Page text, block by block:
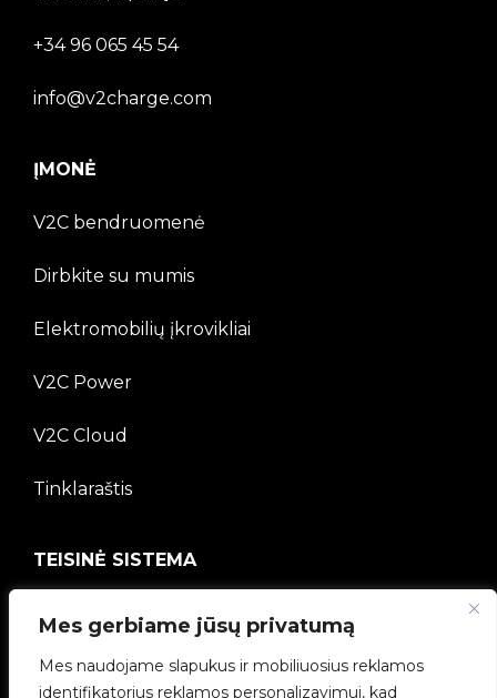
Mes gerbiame jūsų privatumą
Mes naudojame slapukus ir mobiliuosius reklamos
identifikatorius reklamos personalizavimui, kad
+34 96 065 45 54
info@v2charge.com
ĮMONĖ
V2C bendruomenė
Dirbkite su mumis
Elektromobilių įkrovikliai
V2C Power
V2C Cloud
Tinklaraštis
TEISINĖ SISTEMA
Privatumo politika
Teisinė informacija